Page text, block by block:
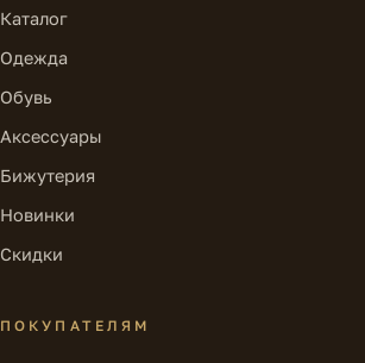
Каталог
Одежда
Обувь
Аксессуары
Бижутерия
Новинки
Скидки
ПОКУПАТЕЛЯМ